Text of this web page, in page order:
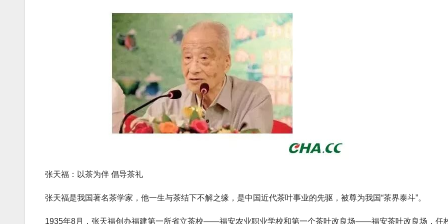
张天福：以茶为伴 倡导茶礼
张天福是我国著名茶学家，他一生与茶结下不解之缘，是中国近代茶叶事业的先驱，被尊为我国“茶界泰斗”。
1935年8月，张天福创办福建第一所省立茶校——福安农业职业学校和第一个茶叶改良场——福安茶叶改良场，任